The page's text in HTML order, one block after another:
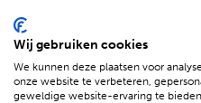
Een teriyaki-plaat en
bezorging en ook de
Wij gebruiken cookies
We kunnen deze plaatsen voor
onze website te verbeteren,
geweldige website-ervaring te